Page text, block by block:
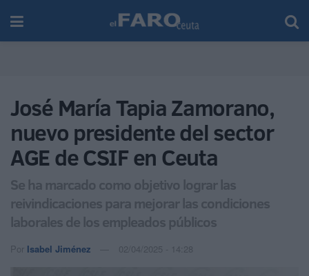
José María Tapia Zamorano,
nuevo presidente del sector
AGE de CSIF en Ceuta
Se ha marcado como objetivo lograr las
reivindicaciones para mejorar las condiciones
laborales de los empleados públicos
Por Isabel Jiménez 02/04/2025 - 14:28